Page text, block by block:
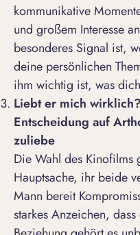
kommunikative
und großem Interesse
besonderes Signal ist,
deine persönlichen
ihm wichtig ist, was
Liebt er mich
Entscheidung auf
zuliebe
Die Wahl des Kinofilms
Hauptsache, ihr beide
Mann bereit
starkes Anzeichen,